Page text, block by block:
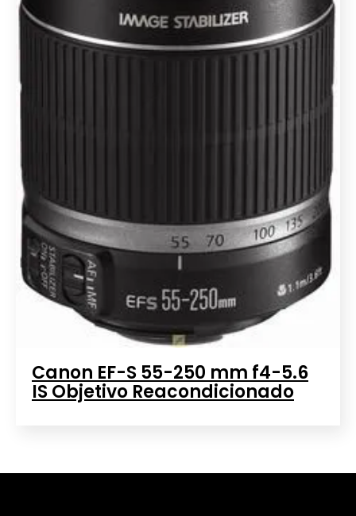
Canon EF-S 55-250 mm f4-5.6
IS Objetivo Reacondicionado